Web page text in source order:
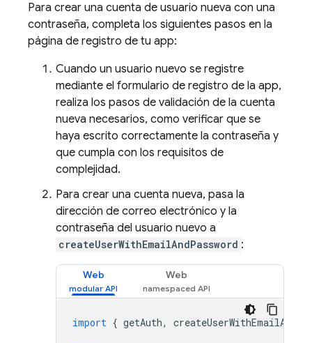
Para crear una cuenta de usuario nueva con una
contraseña, completa los siguientes pasos en la
página de registro de tu app:
Cuando un usuario nuevo se registre
mediante el formulario de registro de la app,
realiza los pasos de validación de la cuenta
nueva necesarios, como verificar que se
haya escrito correctamente la contraseña y
que cumpla con los requisitos de
complejidad.
Para crear una cuenta nueva, pasa la
dirección de correo electrónico y la
contraseña del usuario nuevo a
createUserWithEmailAndPassword :
Web Web
import { getAuth,